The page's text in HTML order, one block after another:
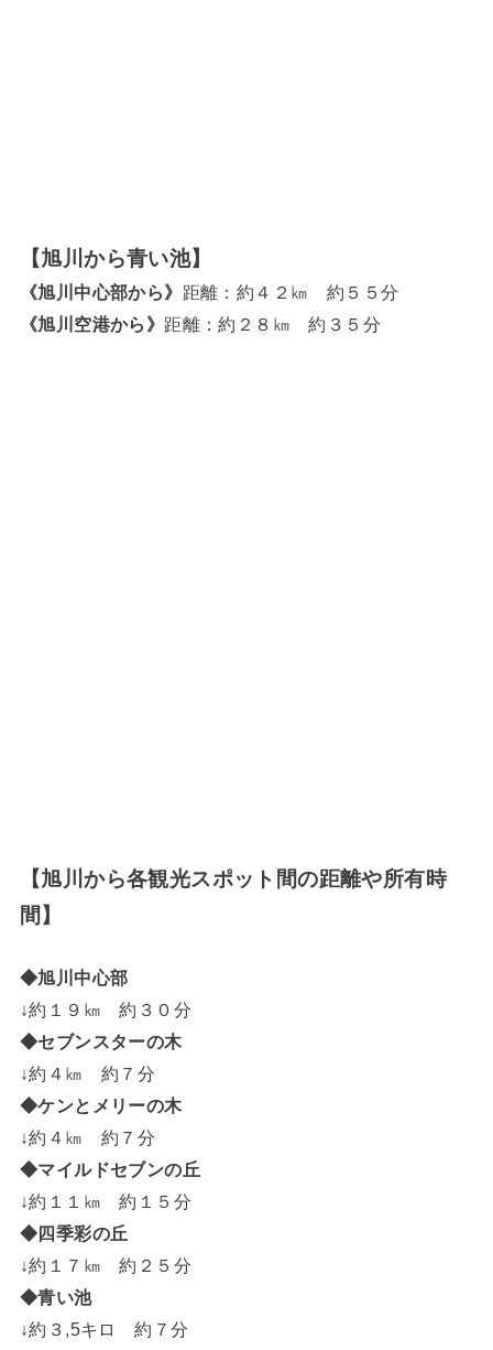
【旭川から青い池】
《旭川中心部から》 距離：約４２㎞ 約５５分
《旭川空港から》 距離：約２８㎞ 約３５分
【旭川から各観光スポット間の距離や所有時
間】
◆旭川中心部
↓約１９㎞ 約３０分
◆セブンスターの木
↓約４㎞ 約７分
◆ケンとメリーの木
↓約４㎞ 約７分
◆マイルドセブンの丘
↓約１１㎞ 約１５分
◆四季彩の丘
↓約１７㎞ 約２５分
◆青い池
↓約３,5キロ 約７分